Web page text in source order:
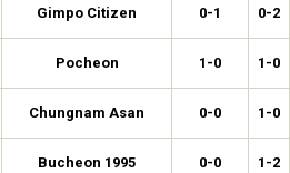
Gimpo Citizen 0-1 0-2
Pocheon 1-0 1-0
Chungnam Asan 0-0 1-0
Bucheon 1995 0-0 1-2